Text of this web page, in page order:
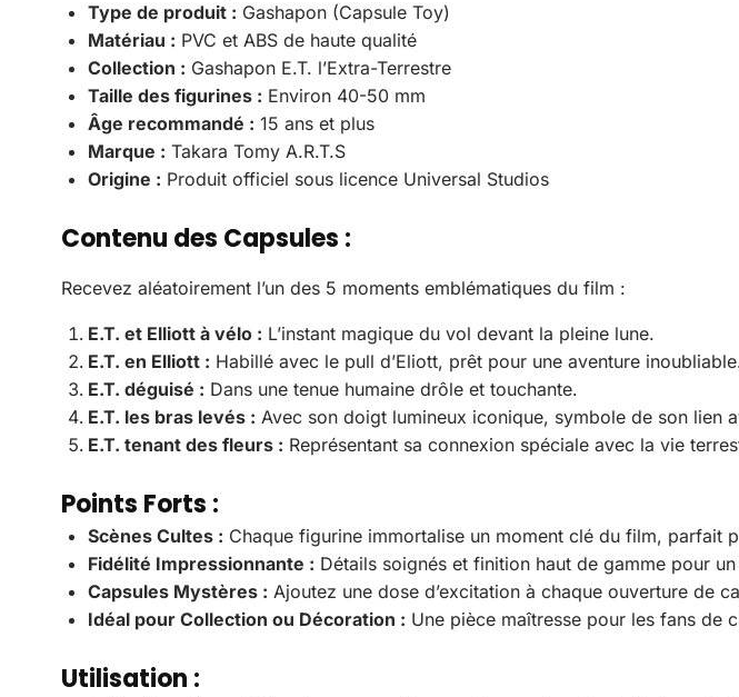
Type de produit : Gashapon (Capsule Toy)
Matériau : PVC et ABS de haute qualité
Collection : Gashapon E.T. l’Extra-Terrestre
Taille des figurines : Environ 40-50 mm
Âge recommandé : 15 ans et plus
Marque : Takara Tomy A.R.T.S
Origine : Produit officiel sous licence Universal Studios
Contenu des Capsules :
Recevez aléatoirement l’un des 5 moments emblématiques du film :
E.T. et Elliott à vélo : L’instant magique du vol devant la pleine lune.
E.T. en Elliott : Habillé avec le pull d’Eliott, prêt pour une aventure
E.T. déguisé : Dans une tenue humaine drôle et touchante.
E.T. les bras levés : Avec son doigt lumineux iconique, symbole de son lien
E.T. tenant des fleurs : Représentant sa connexion spéciale avec la vie
Points Forts :
Scènes Cultes : Chaque figurine immortalise un moment clé du film, parfait
Fidélité Impressionnante : Détails soignés et finition haut de gamme pour
Capsules Mystères : Ajoutez une dose d’excitation à chaque ouverture de
Idéal pour Collection ou Décoration : Une pièce maîtresse pour les fans de
Utilisation :